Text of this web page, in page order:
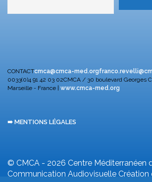
CONTACTcmca@cmca-med.org
0033(0)4 91 42 03 02CMCA / 30 boulevard Georges
Marseille - France | www.cmca-med.org
➠ MENTIONS LÉGALES
© CMCA - 2026 Centre Méditerranéen
Communication Audiovisuelle Création